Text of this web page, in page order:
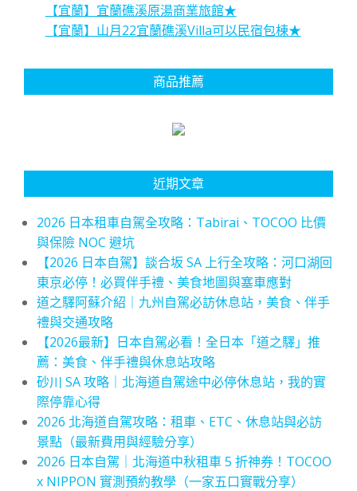
【宜蘭】宜蘭礁溪原湯商業旅館★
【宜蘭】山月22宜蘭礁溪Villa可以民宿包棟★
商品推薦
近期文章
2026 日本租車自駕全攻略：Tabirai、TOCOO 比價
與保險 NOC 避坑
【2026 日本自駕】談合坂 SA 上行全攻略：河口湖回
東京必停！必買伴手禮、美食地圖與塞車應對
道之驛阿蘇介紹｜九州自駕必訪休息站，美食、伴手
禮與交通攻略
【2026最新】日本自駕必看！全日本「道之驛」推
薦：美食、伴手禮與休息站攻略
砂川 SA 攻略｜北海道自駕途中必停休息站，我的實
際停靠心得
2026 北海道自駕攻略：租車、ETC、休息站與必訪
景點（最新費用與經驗分享）
2026 日本自駕｜北海道中秋租車 5 折神券！TOCOO
x NIPPON 實測預約教學（一家五口實戰分享）